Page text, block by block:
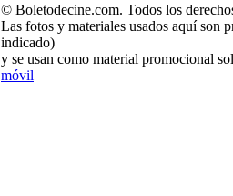
© Boletodecine.com. Todos los
Las fotos y materiales usados aquí son
indicado)
y se usan como material promocional
móvil